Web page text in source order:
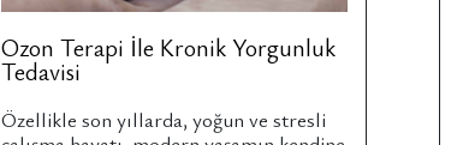
Ozon Terapi İle Kronik Yorgunluk
Tedavisi
Özellikle son yıllarda, yoğun ve stresli